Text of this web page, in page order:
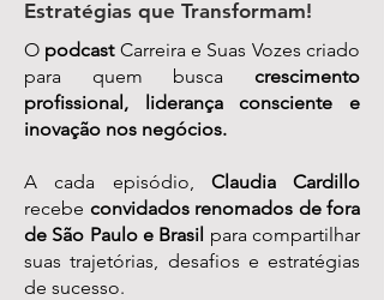
Estratégias que Transformam!
O podcastCarreira e Suas Vozes criado
para quem busca crescimento
profissional, liderança consciente e
inovação nos negócios.
A cada episódio, Claudia Cardillo
recebe convidados renomados de fora
de São Paulo e Brasil para compartilhar
suas trajetórias, desafios e estratégias
de sucesso.